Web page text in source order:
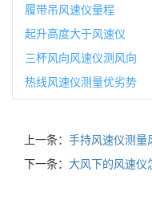
履带吊风速仪量程
起升高度大于风速仪
三杯风向风速仪测风向
热线风速仪测量优劣势
上一条： 手持风速仪测量
下一条： 大风下的风速仪